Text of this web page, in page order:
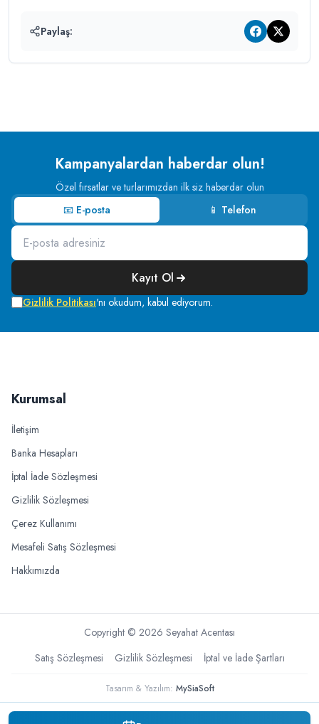
Paylaş:
Kampanyalardan haberdar olun!
Özel fırsatlar ve turlarımızdan ilk siz haberdar olun
📧 E-posta
📱 Telefon
Kayıt Ol
Gizlilik Politikası'nı okudum, kabul ediyorum.
Kurumsal
İletişim
Banka Hesapları
İptal İade Sözleşmesi
Gizlilik Sözleşmesi
Çerez Kullanımı
Mesafeli Satış Sözleşmesi
Hakkımızda
Copyright © 2026 Seyahat Acentası
Satış Sözleşmesi
Gizlilik Sözleşmesi İptal ve İade Şartları
Tasarım & Yazılım: MySiaSoft